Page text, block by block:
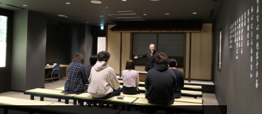
日本語
简体中⽂